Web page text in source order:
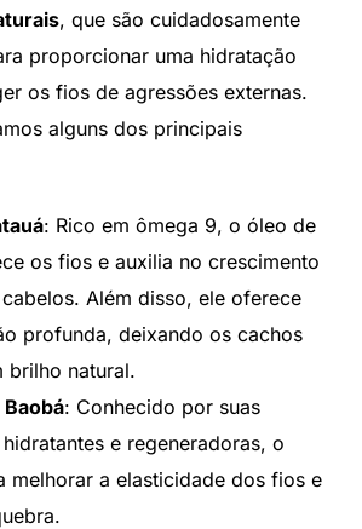
, que são cuidadosamente
proporcionar uma hidratação
os fios de agressões externas.
alguns dos principais
: Rico em ômega 9, o óleo de
os fios e auxilia no crescimento
Além disso, ele oferece
profunda, deixando os cachos
brilho natural.
: Conhecido por suas
e regeneradoras, o
melhorar a elasticidade dos fios e